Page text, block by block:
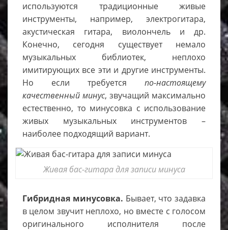
используются традиционные живые
инструменты, например, электрогитара,
акустическая гитара, виолончель и др.
Конечно, сегодня существует немало
музыкальных библиотек, неплохо
имитирующих все эти и другие инструменты.
Но если требуется по-настоящему
качественный минус, звучащий максимально
естественно, то минусовка с использование
живых музыкальных инструментов –
наиболее подходящий вариант.
Живая бас-гитара для записи минуса
Гибридная минусовка. Бывает, что задавка
в целом звучит неплохо, но вместе с голосом
оригинального исполнителя после